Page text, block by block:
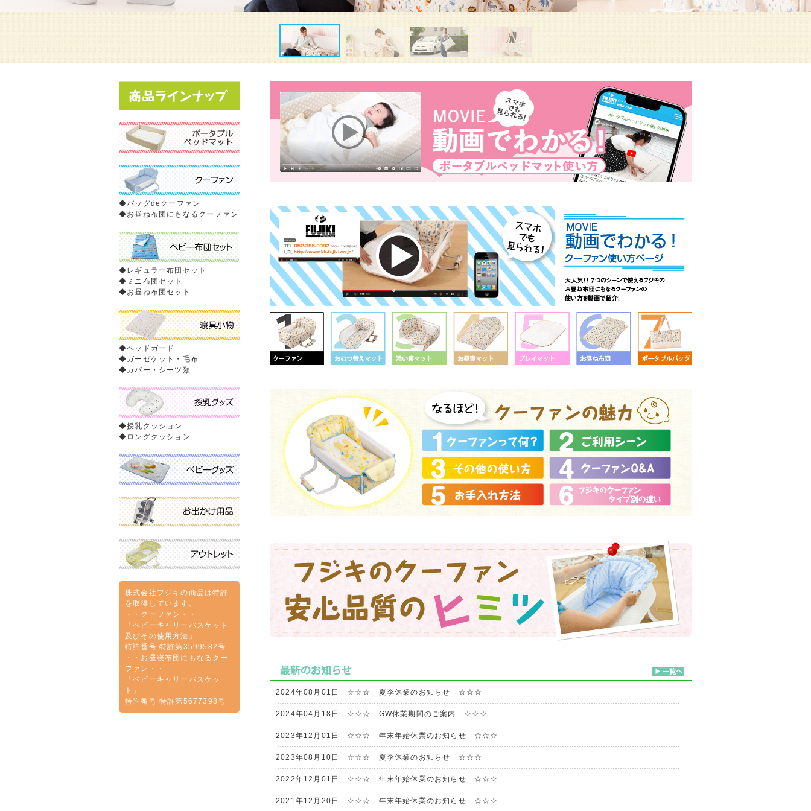
◆バッグdeクーファン
◆お昼ね布団にもなるクーファン
◆レギュラー布団セット
◆ ミニ布団セット
◆お昼ね布団セット
◆ベッドガード
◆ガーゼケット・毛布
◆カバー・シーツ類
◆授乳クッション
◆ ロングクッション
株式会社フジキの商品は特許
を取得しています。
・・クーファン・・
「ベビーキャリーバスケット
及びその使用方法」
特許番号 特許第3599582号
・・お昼寝布団にもなるクー
ファン・・
「ベビーキャリーバスケッ
ト」
特許番号 特許第5677398号
2024年08月01日 ☆☆☆ 夏季休業のお知らせ ☆☆☆
2024年04月18日 ☆☆☆ GW休業期間のご案内 ☆☆☆
2023年12月01日 ☆☆☆ 年末年始休業のお知らせ ☆☆☆
2023年08月10日 ☆☆☆ 夏季休業のお知らせ ☆☆☆
2022年12月01日 ☆☆☆ 年末年始休業のお知らせ ☆☆☆
2021年12月20日 ☆☆☆ 年末年始休業のお知らせ ☆☆☆